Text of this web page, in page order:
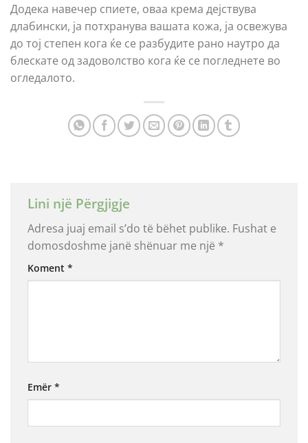
Додека навечер спиете, оваа крема дејствува
длабински, ја потхранува вашата кожа, ја освежува
до тој степен кога ќе се разбудите рано наутро да
блескате од задоволство кога ќе се погледнете во
огледалото.
Lini një Përgjigje
Adresa juaj email s’do të bëhet publike. Fushat e
domosdoshme janë shënuar me një *
Koment *
Emër *